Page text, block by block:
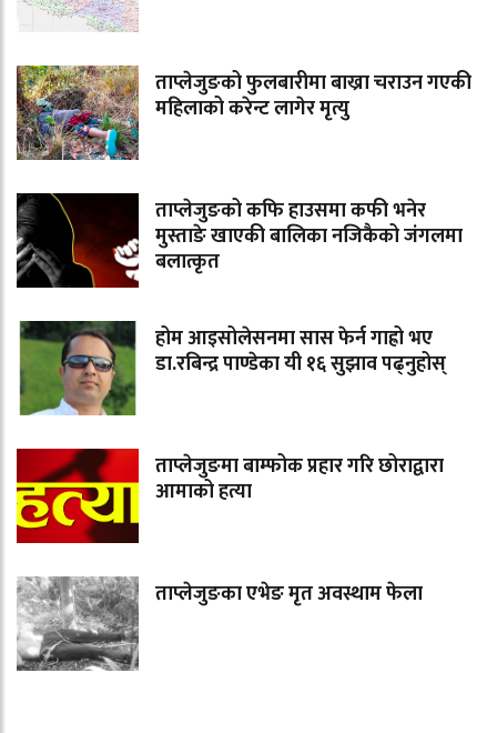
ताप्लेजुङको फुलबारीमा बाख्रा चराउन गएकी
महिलाको करेन्ट लागेर मृत्यु
ताप्लेजुङको कफि हाउसमा कफी भनेर
मुस्ताङे खाएकी बालिका नजिकैको जंगलमा
बलात्कृत
होम आइसोलेसनमा सास फेर्न गाह्रो भए
डा.रबिन्द्र पाण्डेका यी १६ सुझाव पढ्नुहोस्
ताप्लेजुङमा बाम्फोक प्रहार गरि छोराद्वारा
आमाको हत्या
ताप्लेजुङका एभेङ मृत अवस्थाम फेला